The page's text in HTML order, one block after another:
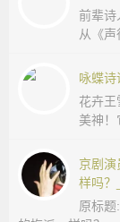
前辈诗
从《
咏蝶
花卉
美神！
京剧
样吗？
原标